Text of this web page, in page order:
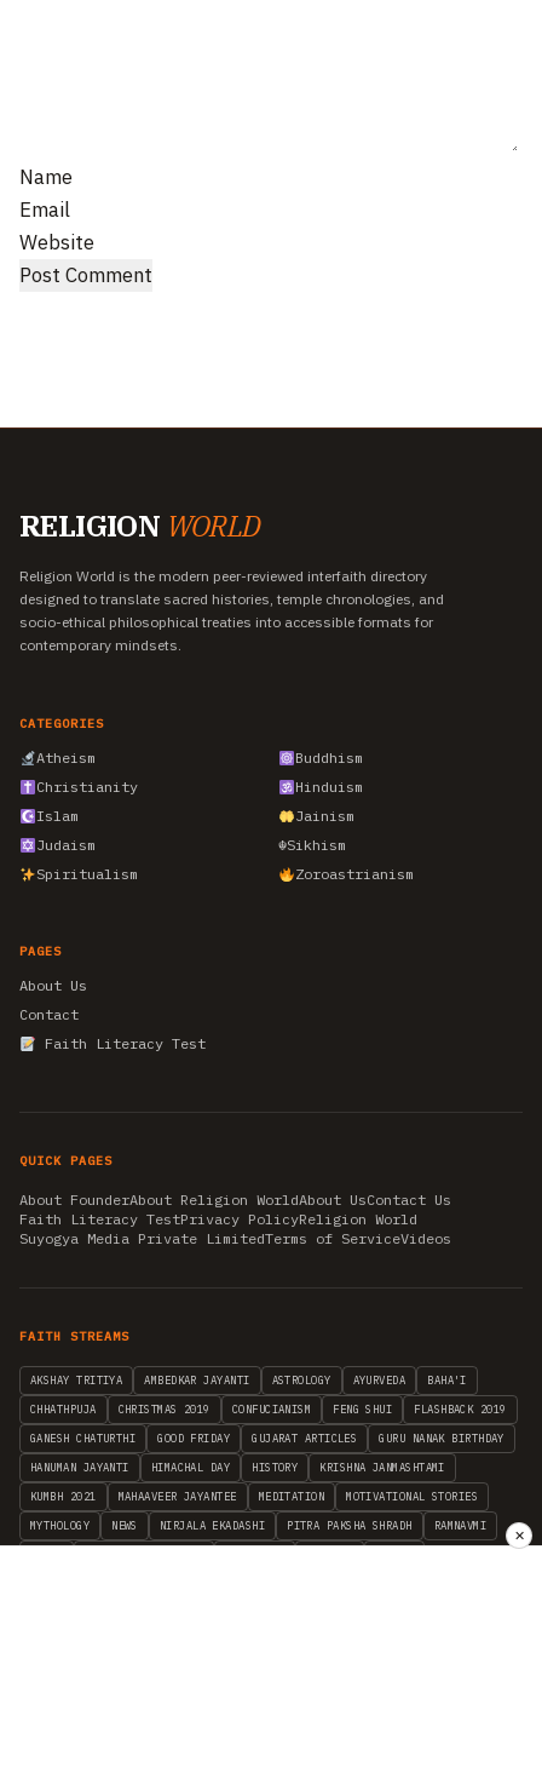
Name
Email
Website
RELIGION WORLD
Religion World is the modern peer-reviewed interfaith directory
designed to translate sacred histories, temple chronologies, and
socio-ethical philosophical treaties into accessible formats for
contemporary mindsets.
CATEGORIES
Atheism
Buddhism
Christianity
Hinduism
Islam
Jainism
Judaism
☬Sikhism
Spiritualism
Zoroastrianism
PAGES
About Us
Contact
Faith Literacy Test
QUICK PAGES
About FounderAbout Religion WorldAbout UsContact Us
Faith Literacy TestPrivacy PolicyReligion World
Suyogya Media Private LimitedTerms of ServiceVideos
FAITH STREAMS
AKSHAY TRITIYA AMBEDKAR JAYANTI ASTROLOGY AYURVEDA BAHA'I
CHHATHPUJA CHRISTMAS 2019 CONFUCIANISM FENG SHUI FLASHBACK 2019
GANESH CHATURTHI GOOD FRIDAY GUJARAT ARTICLES GURU NANAK BIRTHDAY
HANUMAN JAYANTI HIMACHAL DAY HISTORY KRISHNA JANMASHTAMI
KUMBH 2021 MAHAAVEER JAYANTEE MEDITATION MOTIVATIONAL STORIES
MYTHOLOGY NEWS NIRJALA EKADASHI PITRA PAKSHA SHRADH RAMNAVMI
✕